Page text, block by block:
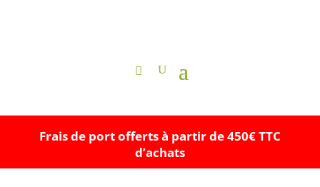
Frais de port offerts à partir de 450€ TTC
d’achats